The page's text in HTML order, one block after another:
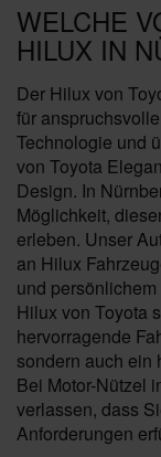
WELCHE
HILUX IN
Der Hilux von
für
Technologie und
von Toyota
Design. In
Möglichkeit,
erleben. Unser
an Hilux
und
Hilux von Toyota
hervorragende
sondern auch ein
Bei Motor-Nützel
verlassen, dass
Anforderungen